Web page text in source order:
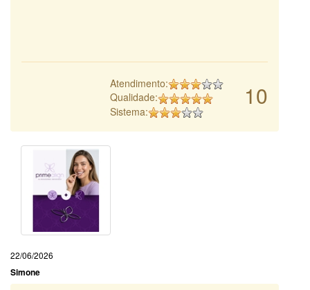
10
Atendimento:
Qualidade:
Sistema:
22/06/2026
Simone